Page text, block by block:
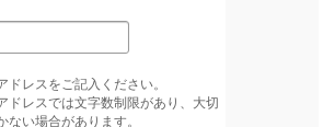
ドレスをご記入ください。
ドレスでは文字数制限があり、大切
ない場合があります。